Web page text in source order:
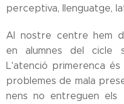
perceptiva, llenguatge,
Al nostre centre hem
en alumnes del cicle
L'atenció primerenca
problemes de mala
nens no entreguen els